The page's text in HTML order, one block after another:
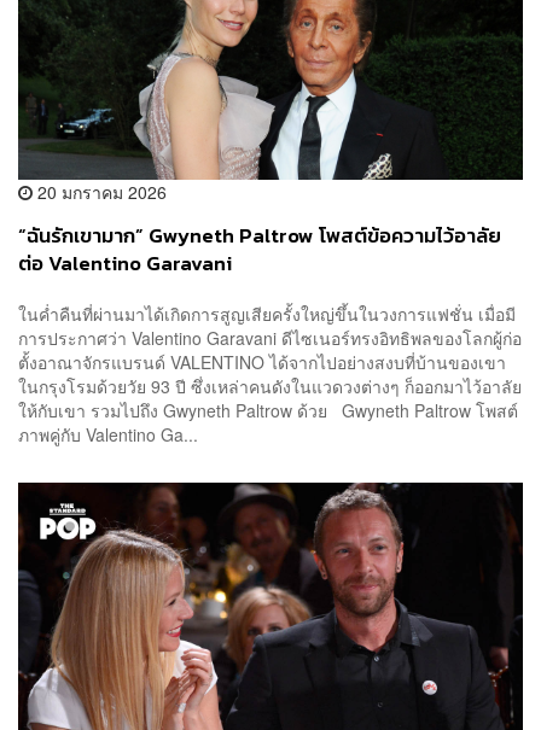
20 มกราคม 2026
“ฉันรักเขามาก” Gwyneth Paltrow โพสต์ข้อความไว้อาลัย
ต่อ Valentino Garavani
ในค่ำคืนที่ผ่านมาได้เกิดการสูญเสียครั้งใหญ่ขึ้นในวงการแฟชั่น เมื่อมี
การประกาศว่า Valentino Garavani ดีไซเนอร์ทรงอิทธิพลของโลกผู้ก่อ
ตั้งอาณาจักรแบรนด์ VALENTINO ได้จากไปอย่างสงบที่บ้านของเขา
ในกรุงโรมด้วยวัย 93 ปี ซึ่งเหล่าคนดังในแวดวงต่างๆ ก็ออกมาไว้อาลัย
ให้กับเขา รวมไปถึง Gwyneth Paltrow ด้วย Gwyneth Paltrow โพสต์
ภาพคู่กับ Valentino Ga...